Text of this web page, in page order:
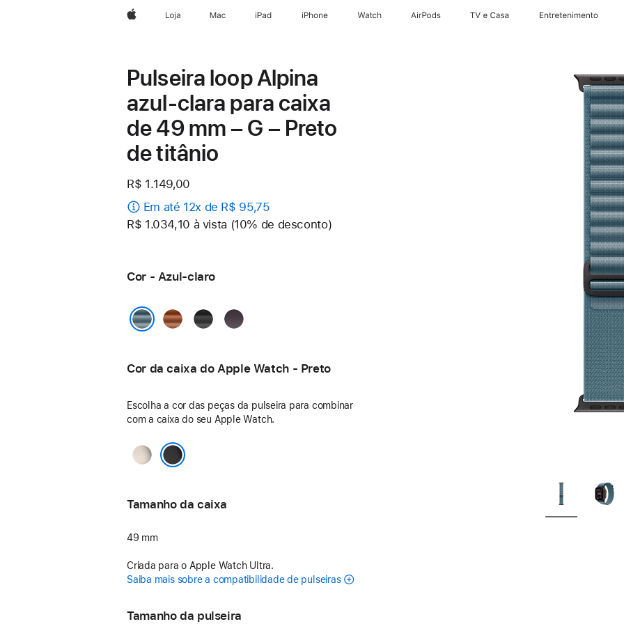
AppleLoja Mac iPad iPhone Apple Watch AirPods TV e Casa Entretenimento
Pulseira loop Alpina
azul-clara para caixa
de 49 mm – G – Preto
de titânio
R$ 1.149,00
Em até 12x de R$ 95,75
R$ 1.034,10 à vista (10% de desconto)
Cor - Azul-claro
Terracota
Preto Índigo
Cor da caixa do Apple Watch - Preto
Escolha a cor das peças da pulseira para combinar
com a caixa do seu Apple Watch.
Natural
Tamanho da caixa
49 mm
Criada para o Apple Watch Ultra.
Saiba mais sobre a compatibilidade de pulseiras
Tamanho da pulseira